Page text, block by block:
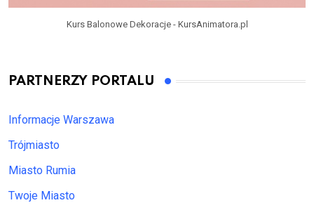
Kurs Balonowe Dekoracje - KursAnimatora.pl
PARTNERZY PORTALU
Informacje Warszawa
Trójmiasto
Miasto Rumia
Twoje Miasto